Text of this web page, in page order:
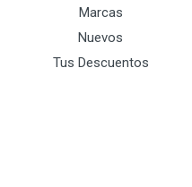
Marcas
Nuevos
Tus Descuentos